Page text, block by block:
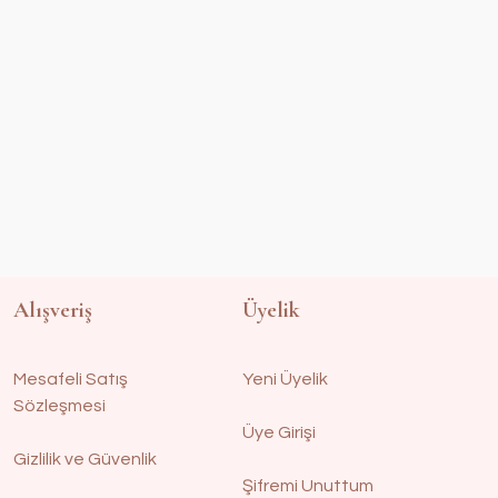
Alışveriş
Mesafeli Satış
Sözleşmesi
Gizlilik ve Güvenlik
Üyelik
Yeni Üyelik
Üye Girişi
Şifremi Unuttum